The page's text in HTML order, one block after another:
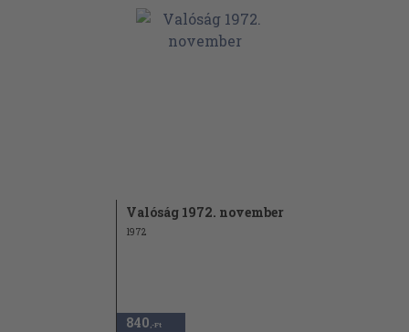
Valóság 1972. november
1972
840 ,-Ft